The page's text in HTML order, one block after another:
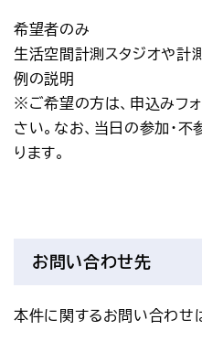
希望者のみ
生活空間計測スタジオや計
例の説明
※ご希望の方は、申込みフ
さい。なお、当日の参加・
ります。
お問い合わせ先
本件に関するお問い合わせ